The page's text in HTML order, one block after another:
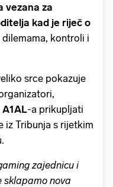
vezana za
kad je riječ o
kontroli i
srce pokazuje
A1AL-a prikupljati
iz Tribunja s rijetkim
zajednicu i
nova